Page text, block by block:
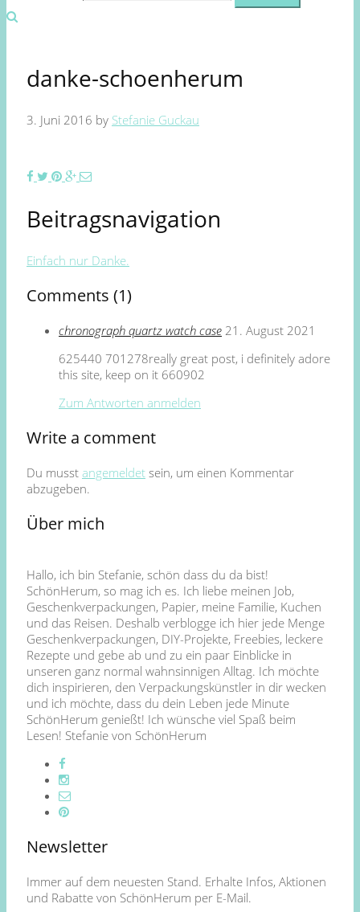
danke-schoenherum
3. Juni 2016 by Stefanie Guckau
Beitragsnavigation
Einfach nur Danke.
Comments (1)
chronograph quartz watch case 21. August 2021
625440 701278really great post, i definitely adore
this site, keep on it 660902
Zum Antworten anmelden
Write a comment
Du musst angemeldet sein, um einen Kommentar
abzugeben.
Über mich
Hallo, ich bin Stefanie, schön dass du da bist!
SchönHerum, so mag ich es. Ich liebe meinen Job,
Geschenkverpackungen, Papier, meine Familie, Kuchen
und das Reisen. Deshalb verblogge ich hier jede Menge
Geschenkverpackungen, DIY-Projekte, Freebies, leckere
Rezepte und gebe ab und zu ein paar Einblicke in
unseren ganz normal wahnsinnigen Alltag. Ich möchte
dich inspirieren, den Verpackungskünstler in dir wecken
und ich möchte, dass du dein Leben jede Minute
SchönHerum genießt! Ich wünsche viel Spaß beim
Lesen! Stefanie von SchönHerum
Newsletter
Immer auf dem neuesten Stand. Erhalte Infos, Aktionen
und Rabatte von SchönHerum per E-Mail.